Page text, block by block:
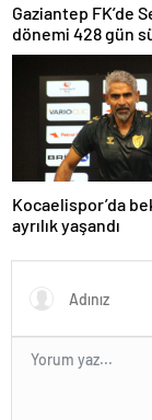
Gaziantep FK’de
dönemi 428 gün
Kocaelispor’da
ayrılık yaşandı